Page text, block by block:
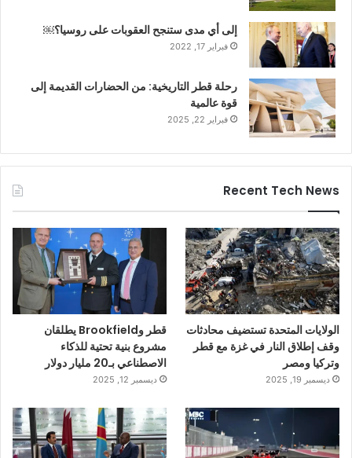
إلى أي مدى ستنجح العقوبات على روسيا؟￼
فبراير 17, 2022
رحلة قطر التاريخية: من الحضارات القديمة إلى
قوة عالمية
فبراير 22, 2025
Recent Tech News
الولايات المتحدة تستضيف محادثات
وقف إطلاق النار في غزة مع قطر
وتركيا ومصر
ديسمبر 19, 2025
قطر وBrookfield يطلقان
مشروع بنية تحتية للذكاء
الاصطناعي بـ20 مليار دولار
ديسمبر 12, 2025